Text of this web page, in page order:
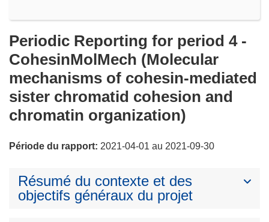
Periodic Reporting for period 4 -
CohesinMolMech (Molecular
mechanisms of cohesin-mediated
sister chromatid cohesion and
chromatin organization)
Période du rapport: 2021-04-01 au 2021-09-30
Résumé du contexte et des
objectifs généraux du projet